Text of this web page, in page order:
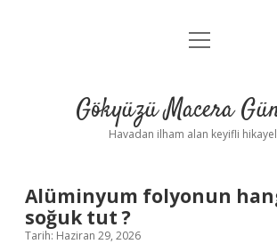
Anasayfa
Yasal Uyarı
menüyü
Gökyüzü Macera
Havadan ilham alan keyifli
Alüminyum folyonun
soğuk tut ?
Tarih: Haziran 29, 2026